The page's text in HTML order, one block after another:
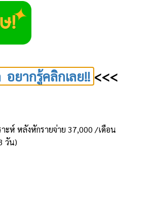
อยากรู้คลิกเลย!! <<<
ะห์ หลังหักรายจ่าย 37,000 /เดือน
วัน)